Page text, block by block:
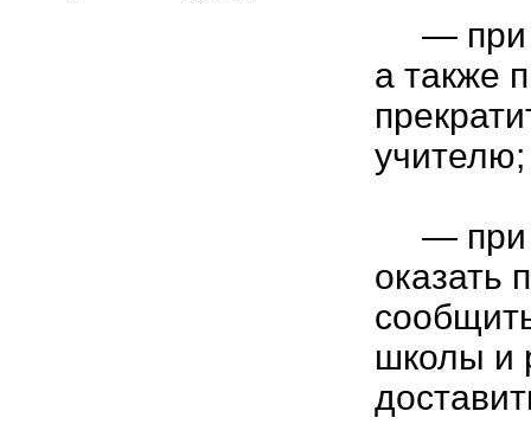
— при
а также
учителю;
— при
оказать
школы и